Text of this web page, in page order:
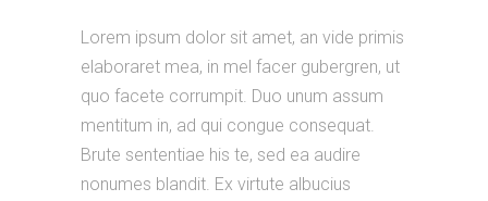
Lorem ipsum dolor sit amet, an vide primis
elaboraret mea, in mel facer gubergren, ut
quo facete corrumpit. Duo unum assum
mentitum in, ad qui congue consequat.
Brute sententiae his te, sed ea audire
nonumes blandit. Ex virtute albucius